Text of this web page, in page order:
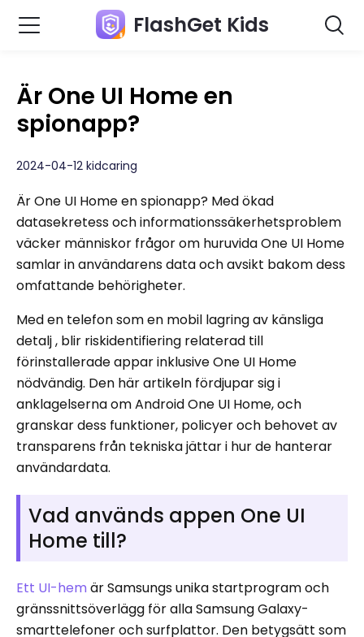
FlashGet Kids
Är One UI Home en
spionapp?
2024-04-12 kidcaring
Är One UI Home en spionapp? Med ökad
datasekretess och informationssäkerhetsproblem
väcker människor frågor om huruvida One UI Home
samlar in användarens data och avsikt bakom dess
omfattande behörigheter.
Med en telefon som en mobil lagring av känsliga
detalj , blir riskidentifiering relaterad till
förinstallerade appar inklusive One UI Home
nödvändig. Den här artikeln fördjupar sig i
anklagelserna om Android One UI Home, och
granskar dess funktioner, policyer och behovet av
transparens från tekniska jättar i hur de hanterar
användardata.
Vad används appen One UI
Home till?
Ett UI-hem är Samsungs unika startprogram och
gränssnittsöverlägg för alla Samsung Galaxy-
smarttelefoner och surfplattor. Den betygsätt som